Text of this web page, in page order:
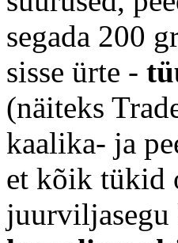
segada 200
sisse ürte -
(näiteks
kaalika- ja
et kõik tükid
juurviljasegu